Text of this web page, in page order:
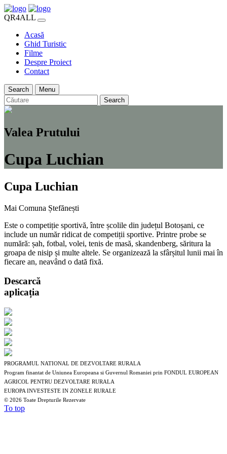
QR4ALL
Acasă
Ghid Turistic
Filme
Despre Proiect
Contact
Search
Menu
Search
Valea Prutului
Cupa Luchian
Cupa Luchian
Mai Comuna Ștefănești
Este o competiție sportivă, între școlile din județul Botoșani, ce
include un număr ridicat de competiții sportive. Printre probe se
numără: șah, fotbal, volei, tenis de masă, skandenberg, săritura la
groapa de nisip și multe altele. Se organizează la sfârșitul lunii mai în
fiecare an, neavând o dată fixă.
Descarcă
aplicația
PROGRAMUL NATIONAL DE DEZVOLTARE RURALA
Program finantat de Uniunea Europeana si Guvernul Romaniei prin FONDUL EUROPEAN
AGRICOL PENTRU DEZVOLTARE RURALA
EUROPA INVESTESTE IN ZONELE RURALE
© 2026 Toate Drepturile Rezervate
To top